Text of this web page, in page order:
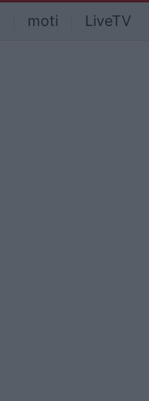
moti LiveTV